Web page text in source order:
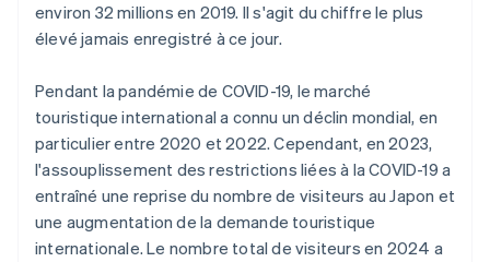
environ 32 millions en 2019. Il s'agit du chiffre le plus
élevé jamais enregistré à ce jour.
Pendant la pandémie de COVID-19, le marché
touristique international a connu un déclin mondial, en
particulier entre 2020 et 2022. Cependant, en 2023,
l'assouplissement des restrictions liées à la COVID-19 a
entraîné une reprise du nombre de visiteurs au Japon et
une augmentation de la demande touristique
internationale. Le nombre total de visiteurs en 2024 a